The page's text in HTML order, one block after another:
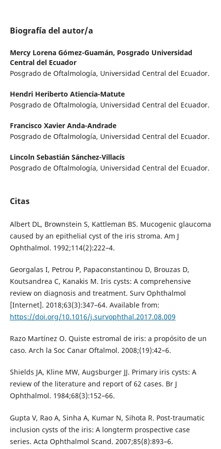
Biografía del autor/a
Mercy Lorena Gómez-Guamán, Posgrado Universidad
Central del Ecuador
Posgrado de Oftalmología, Universidad Central del Ecuador.
Hendri Heriberto Atiencia-Matute
Posgrado de Oftalmología, Universidad Central del Ecuador.
Francisco Xavier Anda-Andrade
Posgrado de Oftalmología, Universidad Central del Ecuador.
Lincoln Sebastián Sánchez-Villacís
Posgrado de Oftalmología, Universidad Central del Ecuador.
Citas
Albert DL, Brownstein S, Kattleman BS. Mucogenic glaucoma
caused by an epithelial cyst of the iris stroma. Am J
Ophthalmol. 1992;114(2):222–4.
Georgalas I, Petrou P, Papaconstantinou D, Brouzas D,
Koutsandrea C, Kanakis M. Iris cysts: A comprehensive
review on diagnosis and treatment. Surv Ophthalmol
[Internet]. 2018;63(3):347–64. Available from:
https://doi.org/10.1016/j.survophthal.2017.08.009
Razo Martínez O. Quiste estromal de iris: a propósito de un
caso. Arch la Soc Canar Oftalmol. 2008;(19):42–6.
Shields JA, Kline MW, Augsburger JJ. Primary iris cysts: A
review of the literature and report of 62 cases. Br J
Ophthalmol. 1984;68(3):152–66.
Gupta V, Rao A, Sinha A, Kumar N, Sihota R. Post-traumatic
inclusion cysts of the iris: A longterm prospective case
series. Acta Ophthalmol Scand. 2007;85(8):893–6.